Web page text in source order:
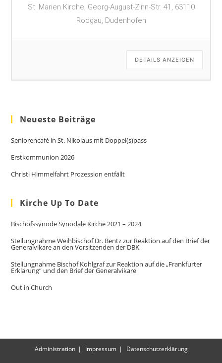
St. Marien Kirche, Georg-August-Zinn-Str. 41, 63110
Rodgau, Dudenhofen
DETAILS ANZEIGEN
Neueste Beiträge
Seniorencafé in St. Nikolaus mit Doppel(s)pass
Erstkommunion 2026
Christi Himmelfahrt Prozession entfällt
Kirche Up To Date
Bischofssynode Synodale Kirche 2021 – 2024
Stellungnahme Weihbischof Dr. Bentz zur Reaktion auf den Brief der
Generalvikare an den Vorsitzenden der DBK
Stellungnahme Bischof Kohlgraf zur Reaktion auf die „Frankfurter
Erklärung“ und den Brief der Generalvikare
Out in Church
Administration Impressum Datenschutzerklärung